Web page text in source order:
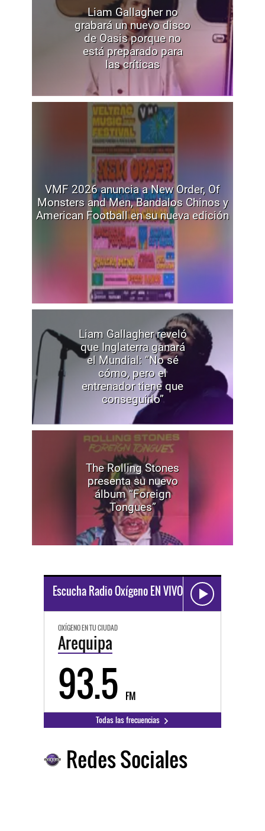
Liam Gallagher no
grabará un nuevo disco
de Oasis porque no
está preparado para
las críticas
VMF 2026 anuncia a New Order, Of
Monsters and Men, Bandalos Chinos y
American Football en su nueva edición
Liam Gallagher reveló
que Inglaterra ganará
el Mundial: “No sé
cómo, pero el
entrenador tiene que
conseguirlo”
The Rolling Stones
presenta su nuevo
álbum “Foreign
Tongues”
Escucha Radio Oxígeno EN VIVO
OXÍGENO EN TU CIUDAD
Arequipa
93.5 FM
Todas las frecuencias
Redes Sociales